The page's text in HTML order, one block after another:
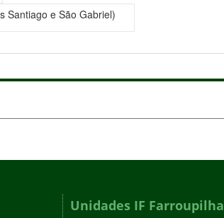
Santiago e São Gabriel)
Unidades IF Farroupilha